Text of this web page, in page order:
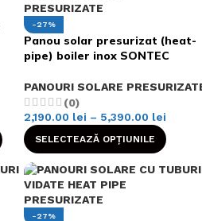
-27%
Panou solar presurizat (heat-
pipe) boiler inox SONTEC
PANOURI SOLARE
(0)
2,190.00 lei – 5,390.00 lei
SELECTEAZĂ OPȚIUNILE
-27%